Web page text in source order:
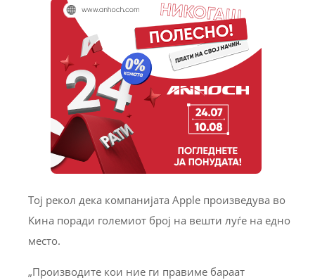
Тој рекол дека компанијата Apple произведува во
Кина поради големиот број на вешти луѓе на едно
место.
„Производите кои ние ги правиме бараат